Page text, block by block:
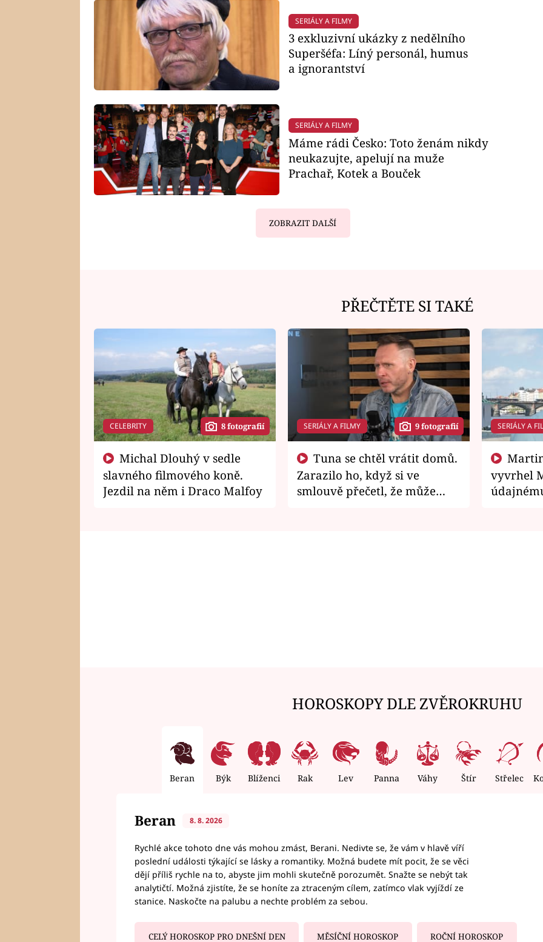
SERIÁLY A FILMY
3 exkluzivní ukázky z nedělního
Superšéfa: Líný personál, humus
a ignorantství
SERIÁLY A FILMY
Máme rádi Česko: Toto ženám nikdy
neukazujte, apelují na muže
Prachař, Kotek a Bouček
ZOBRAZIT DALŠÍ
PŘEČTĚTE SI TAKÉ
CELEBRITY 8 fotografií
slavného filmového koně.
Jezdil na něm i Draco Malfoy
SERIÁLY A FILMY 9 fotografií
Zarazilo ho, když si ve
smlouvě přečetl, že může
SERIÁLY A
vyvrhel
HOROSKOPY DLE ZVĚROKRUHU
Beran Býk Blíženci Rak Lev Panna Váhy Štír Střelec
Beran 8. 8. 2026
Rychlé akce tohoto dne vás mohou zmást, Berani. Nedivte se, že vám v hlavě víří
poslední události týkající se lásky a romantiky. Možná budete mít pocit, že se věci
dějí příliš rychle na to, abyste jim mohli skutečně porozumět. Snažte se nebýt tak
analytičtí. Možná zjistíte, že se honíte za ztraceným cílem, zatímco vlak vyjíždí ze
stanice. Naskočte na palubu a nechte problém za sebou.
CELÝ HOROSKOP PRO DNEŠNÍ DEN MĚSÍČNÍ HOROSKOP ROČNÍ HOROSKOP